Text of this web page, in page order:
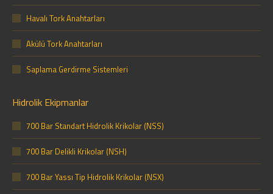
Havalı Tork Anahtarları
Akülü Tork Anahtarları
Saplama Gerdirme Sistemleri
Hidrolik Ekipmanlar
700 Bar Standart Hidrolik Krikolar (NSS)
700 Bar Delikli Krikolar (NSH)
700 Bar Yassı Tip Hidrolik Krikolar (NSX)